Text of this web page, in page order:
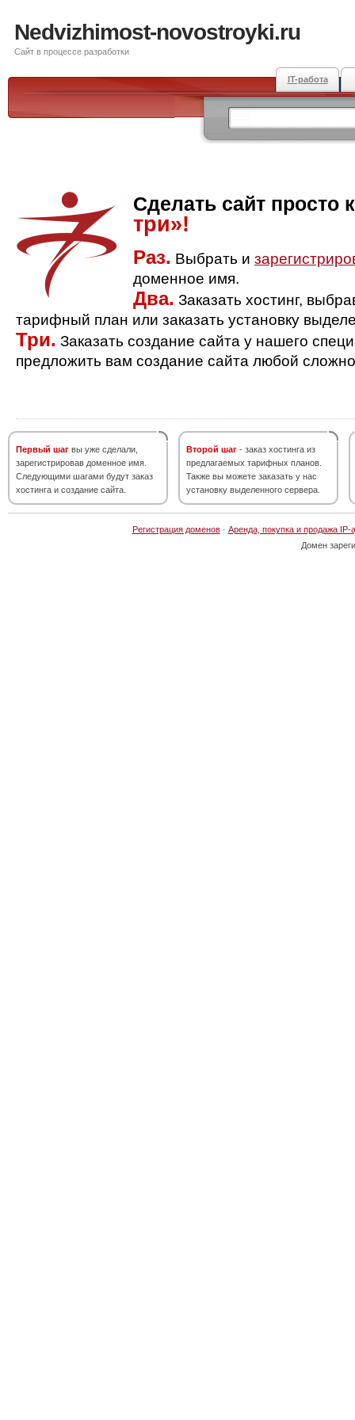
Nedvizhimost-novostroyki.ru
Сайт в процессе разработки
IT-работа
Сделать сайт просто
три»!
Раз. Выбрать и
доменное имя.
Два. Заказать хостинг,
тарифный план или заказать установку
Три. Заказать создание сайта у нашего
предложить вам создание сайта любой
Первый шаг вы уже сделали,
зарегистрировав доменное имя.
Следующими шагами будут заказ
хостинга и создание сайта.
Второй шаг - заказ хостинга из
предлагаемых тарифных планов.
Также вы можете заказать у нас
установку выделенного сервера.
Регистрация доменов· Аренда, покупка и продажа IP-
Домен